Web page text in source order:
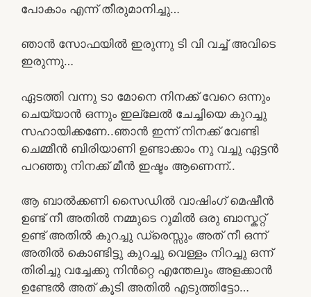
പോകാം എന്ന് തീരുമാനിച്ചു…
ഞാൻ സോഫയിൽ ഇരുന്നു ടി വി വച്ച് അവിടെ
ഇരുന്നു…
ഏടത്തി വന്നു ടാ മോനെ നിനക്ക് വേറെ ഒന്നും
ചെയ്യാൻ ഒന്നും ഇല്ലേൽ ചേച്ചിയെ കുറച്ചു
സഹായിക്കണേ..ഞാൻ ഇന്ന് നിനക്ക് വേണ്ടി
ചെമ്മീൻ ബിരിയാണി ഉണ്ടാക്കാം നു വച്ചു ഏട്ടൻ
പറഞ്ഞു നിനക്ക് മീൻ ഇഷ്ടം ആണെന്ന്..
ആ ബാൽക്കണി സൈഡിൽ വാഷിംഗ് മെഷീൻ
ഉണ്ട് നീ അതിൽ നമ്മുടെ റൂമിൽ ഒരു ബാസ്കറ്റ്
ഉണ്ട് അതിൽ കുറച്ചു ഡ്രെസ്സും അത് നീ ഒന്ന്
അതിൽ കൊണ്ടിട്ടു കുറച്ചു വെള്ളം നിറച്ചു ഒന്ന്
തിരിച്ചു വച്ചേക്കു നിൻറ്റെ എന്തേലും അളക്കാൻ
ഉണ്ടേൽ അത് കൂടി അതിൽ എടുത്തിട്ടോ…